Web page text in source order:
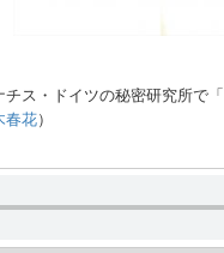
ス・ドイツの秘密研究所で
春花）